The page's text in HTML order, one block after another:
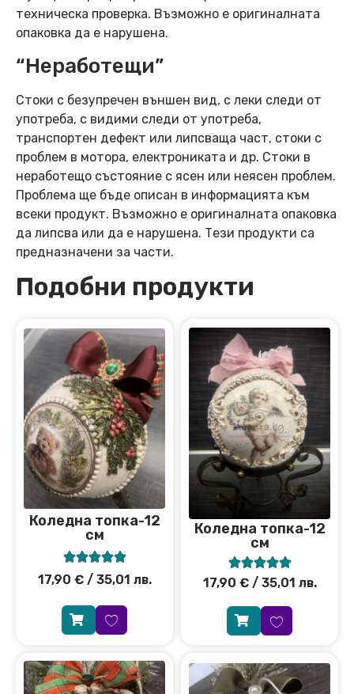
техническа проверка. Възможно е оригиналната
опаковка да е нарушена.
“Неработещи”
Стоки с безупречен външен вид, с леки следи от
употреба, с видими следи от употреба,
транспортен дефект или липсваща част, стоки с
проблем в мотора, електрониката и др. Стоки в
неработещо състояние с ясен или неясен проблем.
Проблема ще бъде описан в информацията към
всеки продукт. Възможно е оригиналната опаковка
да липсва или да е нарушена. Тези продукти са
предназначени за части.
Подобни продукти
Коледна топка-12
см

17,90 €/ 35,01 лв.
Коледна топка-12
см

17,90 €/ 35,01 лв.